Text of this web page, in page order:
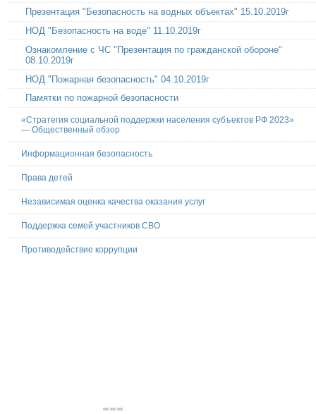
Презентация "Безопасность на водных объектах" 15.10.2019г
НОД "Безопасность на воде" 11.10.2019г
Ознакомление с ЧС "Презентация по гражданской обороне"
08.10.2019г
НОД "Пожарная безопасность" 04.10.2019г
Памятки по пожарной безопасности
«Стратегия социальной поддержки населения субъектов РФ 2023»
— Общественный обзор
Информационная безопасность
Права детей
Независимая оценка качества оказания услуг
Поддержка семей участников СВО
Противодействие коррупции